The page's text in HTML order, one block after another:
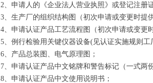
2、申请人的《企业法人营业执照》或登记注册
3、生产厂的组织结构图（初次申请或变更时提
4、申请认证产品工艺流程图（初次申请或变更
5、例行检验用关键仪器设备(见认证实施规则
6、产品总装图、电气原理图；
7、申请认证产品中文铭牌和警告标记（一式两
8、申请认证产品中文使用说明书；